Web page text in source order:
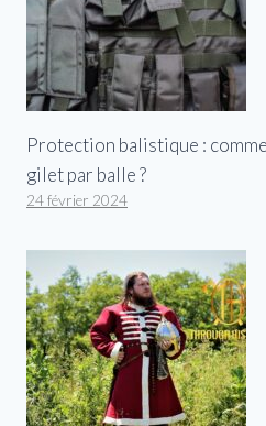
Protection balistique :
gilet par balle ?
24 février 2024